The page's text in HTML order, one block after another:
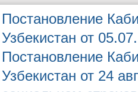
Постановление
Узбекистан от
Постановление
Узбекистан от 24